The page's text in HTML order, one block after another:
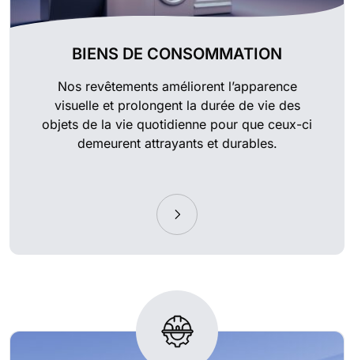
BIENS DE CONSOMMATION
Nos revêtements améliorent l’apparence
visuelle et prolongent la durée de vie des
objets de la vie quotidienne pour que ceux-ci
demeurent attrayants et durables.